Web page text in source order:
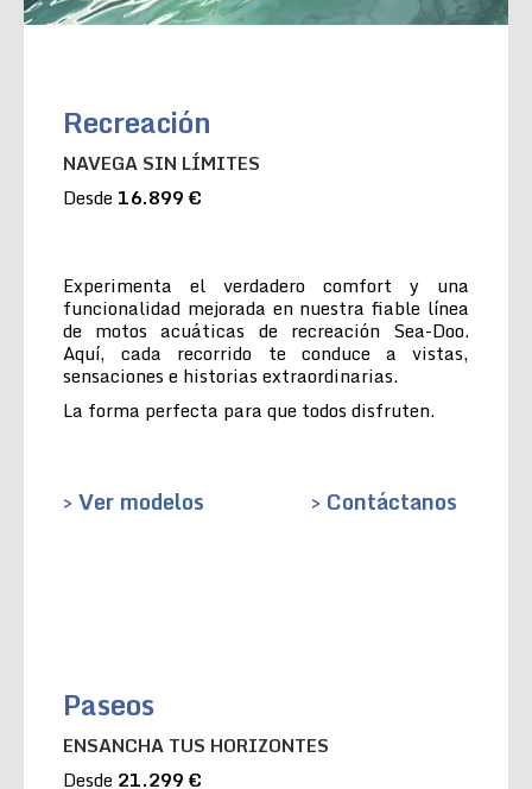
Recreación
NAVEGA SIN LÍMITES
Desde 16.899 €
Experimenta el verdadero comfort y una
funcionalidad mejorada en nuestra fiable línea
de motos acuáticas de recreación Sea-Doo.
Aquí, cada recorrido te conduce a vistas,
sensaciones e historias extraordinarias.
La forma perfecta para que todos disfruten.
> Ver modelos > Contáctanos
Paseos
ENSANCHA TUS HORIZONTES
Desde 21.299 €